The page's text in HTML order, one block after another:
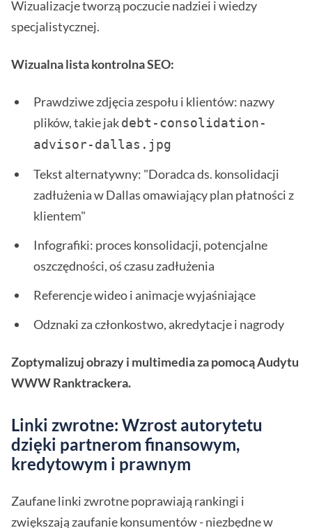
Wizualizacje tworzą poczucie nadziei i wiedzy
specjalistycznej.
Wizualna lista kontrolna SEO:
Prawdziwe zdjęcia zespołu i klientów: nazwy
plików, takie jakdebt-consolidation-
advisor-dallas.jpg
Tekst alternatywny: "Doradca ds. konsolidacji
zadłużenia w Dallas omawiający plan płatności z
klientem"
Infografiki: proces konsolidacji, potencjalne
oszczędności, oś czasu zadłużenia
Referencje wideo i animacje wyjaśniające
Odznaki za członkostwo, akredytacje i nagrody
Zoptymalizuj obrazy i multimedia za pomocą Audytu
WWW Ranktrackera.
Linki zwrotne: Wzrost autorytetu
dzięki partnerom finansowym,
kredytowym i prawnym
Zaufane linki zwrotne poprawiają rankingi i
zwiększają zaufanie konsumentów - niezbędne w